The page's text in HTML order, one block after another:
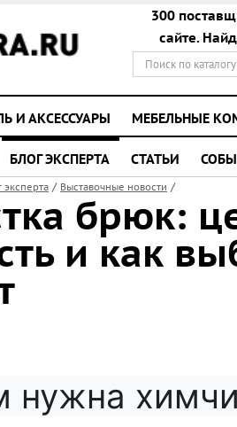
300
сайте.
И АКСЕССУАРЫ МЕБЕЛЬНЫЕ
БЛОГ ЭКСПЕРТА СТАТЬИ
эксперта / Выставочные новости /
брюк:
и как
нужна